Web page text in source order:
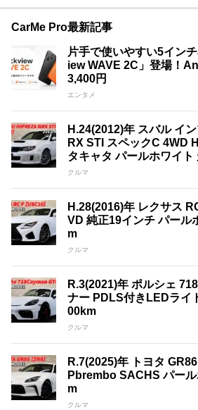
CarMe Pro最新記事
片手で使いやすい5イン
iew WAVE 2C」登場！
3,400円
エンタメ
H.24(2012)年 スバル イ
RX STI スペックC 4WD
タキャタ パールホワイ
クルマ
H.28(2016)年 レクサス
VD 純正19インチ パール
m
クルマ
R.3(2021)年 ポルシェ
ナー PDLS付きLEDライ
00km
クルマ
R.7(2025)年 トヨタ
Pbrembo SACHS パー
m
クルマ